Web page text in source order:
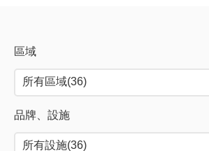
區域
品牌、設施